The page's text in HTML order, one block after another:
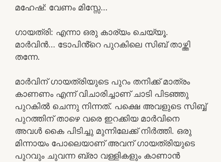
മഹേഷ്‌: വേണം മിസ്സേ…
ഗായത്രി: എന്നാ ഒരു കാര്യം ചെയ്യൂ.
മാർവിൻ… ടോപിൻ്റെ പുറകിലെ സിബ് താഴ്ത്തി
തന്നേ.
മാർവിന് ഗായത്രിയുടെ പുറം തനിക്ക് മാത്രം
കാണണം എന്ന് വിചാരിച്ചാണ് ചാടി പിടഞ്ഞു
പുറകിൽ ചെന്നു നിന്നത്. പക്ഷെ അവളുടെ സിബ്ബ്
പുറത്തിന് താഴെ വരെ ഇറക്കിയ മാർവിനെ
അവൾ കൈ പിടിച്ചു മുന്നിലേക്ക് നിർത്തി. ഒരു
മിന്നായം പോലെയാണ് അവന് ഗായത്രിയുടെ
പുറവും ചുവന്ന ബ്രാ വള്ളികളും കാണാൻ